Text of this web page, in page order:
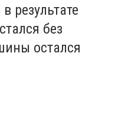
результате
без
остался